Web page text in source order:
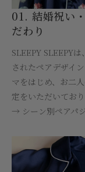
01. 結婚祝い
だわり
SLEEPY SLEEPY
されたペアデザイ
マをはじめ、お二
定をいただいており
→ シーン別ペアパ